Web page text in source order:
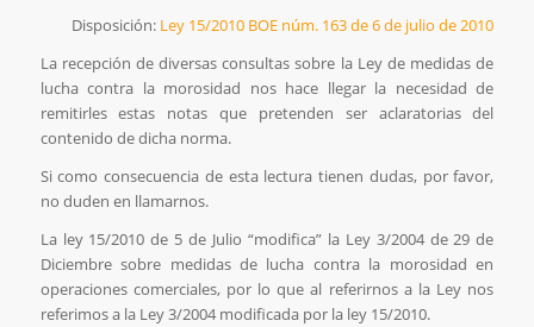
Disposición: Ley 15/2010 BOE núm. 163 de 6 de julio de 2010
La recepción de diversas consultas sobre la Ley de medidas de
lucha contra la morosidad nos hace llegar la necesidad de
remitirles estas notas que pretenden ser aclaratorias del
contenido de dicha norma.
Si como consecuencia de esta lectura tienen dudas, por favor,
no duden en llamarnos.
La ley 15/2010 de 5 de Julio “modifica” la Ley 3/2004 de 29 de
Diciembre sobre medidas de lucha contra la morosidad en
operaciones comerciales, por lo que al referirnos a la Ley nos
referimos a la Ley 3/2004 modificada por la ley 15/2010.